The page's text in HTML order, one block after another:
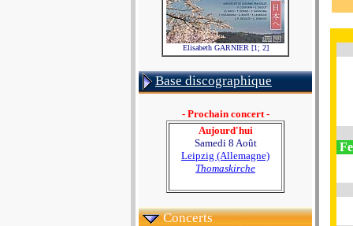
Elisabeth GARNIER [1; 2]
Base discographique
- Prochain concert -
Aujourd'hui
Samedi 8 Août
Leipzig (Allemagne)
Thomaskirche
Concerts